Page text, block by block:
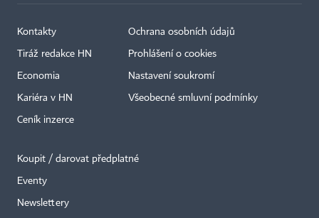
Kontakty
Tiráž redakce HN
Economia
Kariéra v HN
Ceník inzerce
Ochrana osobních údajů
Prohlášení o cookies
Nastavení soukromí
Všeobecné smluvní podmínky
Koupit / darovat předplatné
Eventy
Newslettery